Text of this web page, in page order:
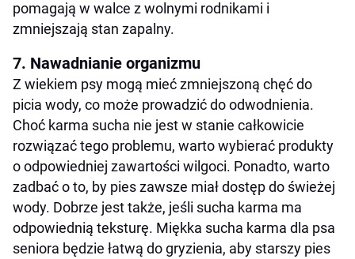
pomagają w walce z wolnymi rodnikami i
zmniejszają stan zapalny.
7. Nawadnianie organizmu
Z wiekiem psy mogą mieć zmniejszoną chęć do
picia wody, co może prowadzić do odwodnienia.
Choć karma sucha nie jest w stanie całkowicie
rozwiązać tego problemu, warto wybierać produkty
o odpowiedniej zawartości wilgoci. Ponadto, warto
zadbać o to, by pies zawsze miał dostęp do świeżej
wody. Dobrze jest także, jeśli sucha karma ma
odpowiednią teksturę. Miękka sucha karma dla psa
seniora będzie łatwą do gryzienia, aby starszy pies